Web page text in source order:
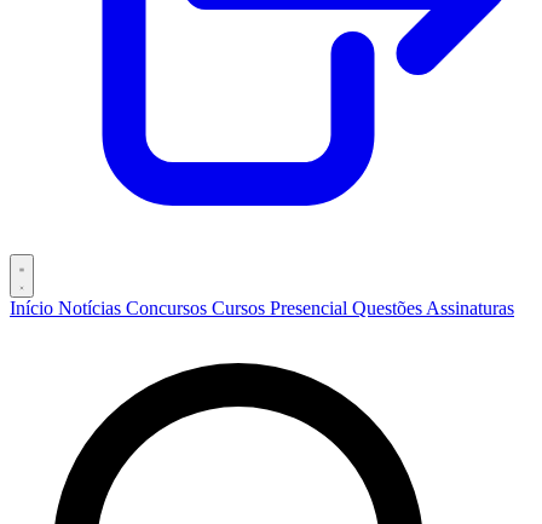
Início Notícias Concursos Cursos Presencial Questões Assinaturas